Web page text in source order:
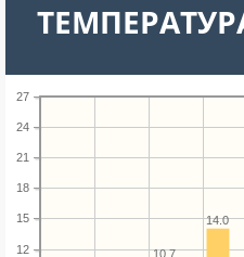
12
15
18
21
24
27
14.0
10.7